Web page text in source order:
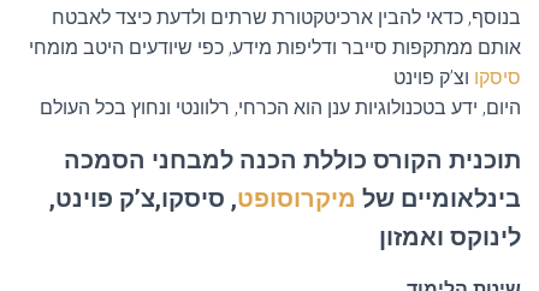
בנוסף, כדאי להבין ארכיטקטורת שרתים ולדעת כיצד לאבטח
אותם ממתקפות סייבר ודליפות מידע, כפי שיודעים היטב מומחי
סיסקו וצ’ק פוינט
היום, ידע בטכנולוגיות ענן הוא הכרחי, רלוונטי ונחוץ בכל העולם
תוכנית הקורס כוללת הכנה למבחני הסמכה
בינלאומיים של מיקרוסופט, סיסקו,צ’ק פוינט,
לינוקס ואמזון